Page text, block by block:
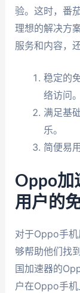
验。这时，番
理想的解决方
服务和内容，
稳定的
络访问。
满足基
乐。
简便易
Oppo加
用户的
对于Oppo手
够帮助他们找
国加速器的
户在Oppo手机